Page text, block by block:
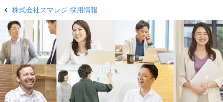
株式会社スマレジ 採用情報